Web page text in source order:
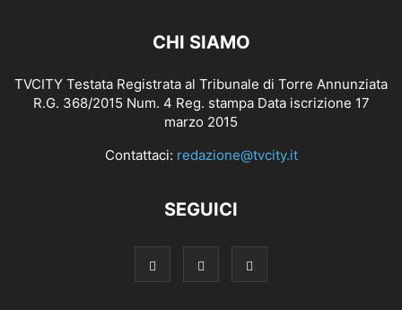
CHI SIAMO
TVCITY Testata Registrata al Tribunale di Torre Annunziata
R.G. 368/2015 Num. 4 Reg. stampa Data iscrizione 17
marzo 2015
Contattaci: redazione@tvcity.it
SEGUICI